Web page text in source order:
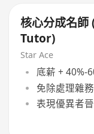
核心分成名
Tutor)
Star Ace
底薪 + 40%-
免除處理雜
表現優異者